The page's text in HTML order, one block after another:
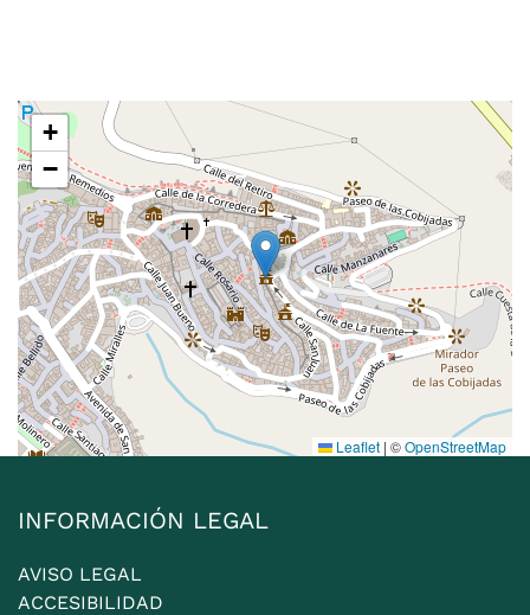
+
−
Leaflet | ©OpenStreetMap
INFORMACIÓN LEGAL
AVISO LEGAL
ACCESIBILIDAD